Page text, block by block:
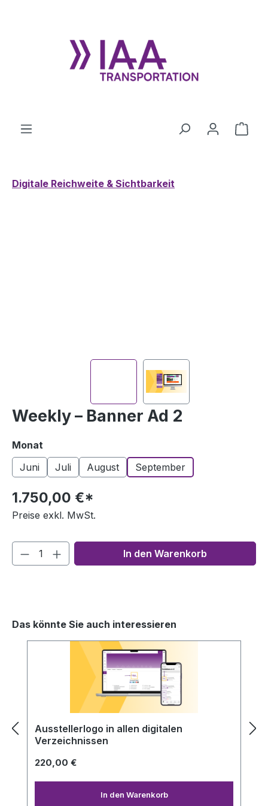
Digitale Reichweite & Sichtbarkeit
Weekly – Banner Ad 2
Monat
Juni
Juli August September
1.750,00 €*
Preise exkl. MwSt.
In den Warenkorb
Das könnte Sie auch interessieren
Produktgalerie überspringen
Ausstellerlogo in allen digitalen
Verzeichnissen
220,00 €
In den Warenkorb